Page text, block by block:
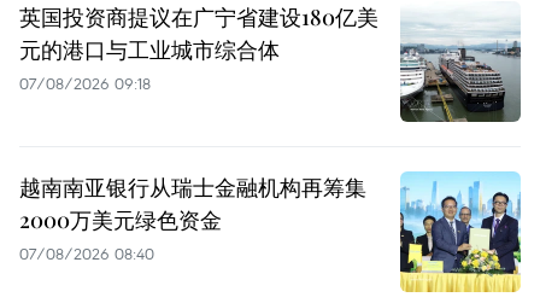
英国投资商提议在广宁省建设180亿美
元的港口与工业城市综合体
07/08/2026 09:18
越南南亚银行从瑞士金融机构再筹集
2000万美元绿色资金
07/08/2026 08:40